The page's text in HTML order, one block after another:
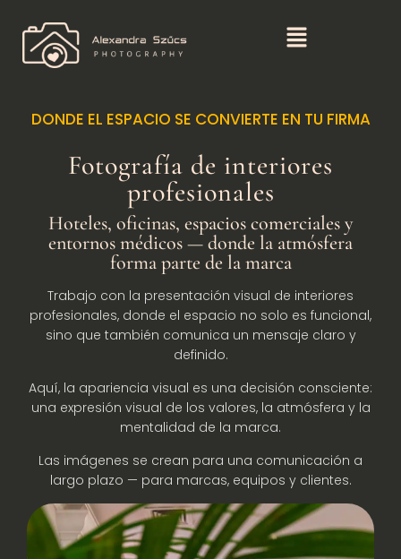
DONDE EL ESPACIO SE CONVIERTE EN TU FIRMA
Fotografía de interiores
profesionales
Hoteles, oficinas, espacios comerciales y
entornos médicos — donde la atmósfera
forma parte de la marca
Trabajo con la presentación visual de interiores
profesionales, donde el espacio no solo es funcional,
sino que también comunica un mensaje claro y
definido.
Aquí, la apariencia visual es una decisión consciente:
una expresión visual de los valores, la atmósfera y la
mentalidad de la marca.
Las imágenes se crean para una comunicación a
largo plazo — para marcas, equipos y clientes.